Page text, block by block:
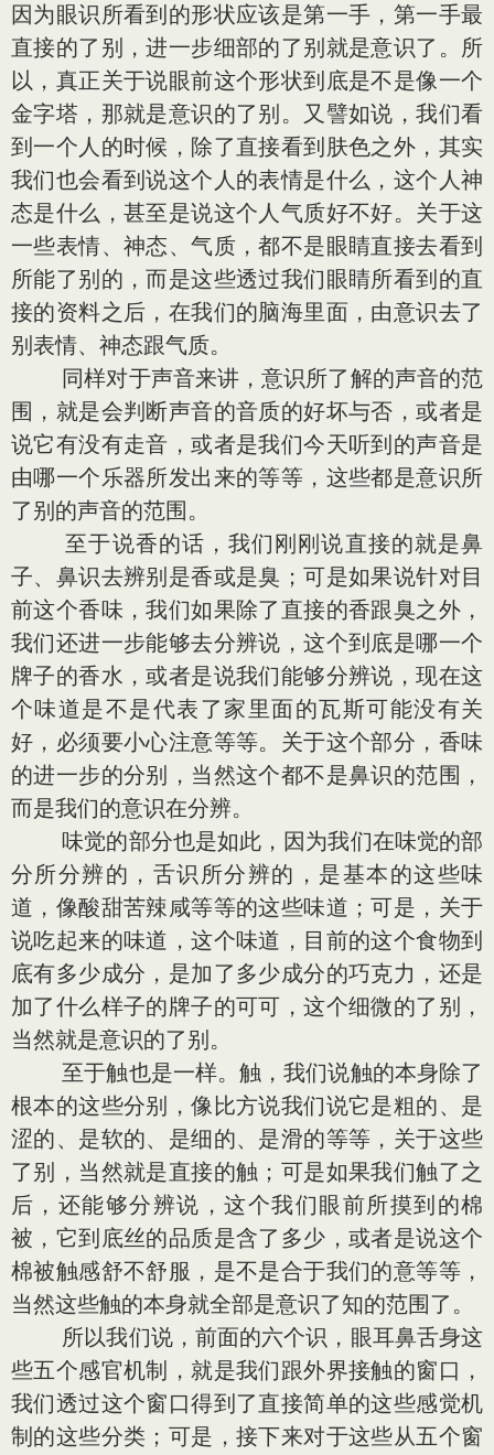
因为眼识所看到的形状应该是第一手，第一手最
直接的了别，进一步细部的了别就是意识了。所
以，真正关于说眼前这个形状到底是不是像一个
金字塔，那就是意识的了别。又譬如说，我们看
到一个人的时候，除了直接看到肤色之外，其实
我们也会看到说这个人的表情是什么，这个人神
态是什么，甚至是说这个人气质好不好。关于这
一些表情、神态、气质，都不是眼睛直接去看到
所能了别的，而是这些透过我们眼睛所看到的直
接的资料之后，在我们的脑海里面，由意识去了
别表情、神态跟气质。
同样对于声音来讲，意识所了解的声音的范
围，就是会判断声音的音质的好坏与否，或者是
说它有没有走音，或者是我们今天听到的声音是
由哪一个乐器所发出来的等等，这些都是意识所
了别的声音的范围。
至于说香的话，我们刚刚说直接的就是鼻
子、鼻识去辨别是香或是臭；可是如果说针对目
前这个香味，我们如果除了直接的香跟臭之外，
我们还进一步能够去分辨说，这个到底是哪一个
牌子的香水，或者是说我们能够分辨说，现在这
个味道是不是代表了家里面的瓦斯可能没有关
好，必须要小心注意等等。关于这个部分，香味
的进一步的分别，当然这个都不是鼻识的范围，
而是我们的意识在分辨。
味觉的部分也是如此，因为我们在味觉的部
分所分辨的，舌识所分辨的，是基本的这些味
道，像酸甜苦辣咸等等的这些味道；可是，关于
说吃起来的味道，这个味道，目前的这个食物到
底有多少成分，是加了多少成分的巧克力，还是
加了什么样子的牌子的可可，这个细微的了别，
当然就是意识的了别。
至于触也是一样。触，我们说触的本身除了
根本的这些分别，像比方说我们说它是粗的、是
涩的、是软的、是细的、是滑的等等，关于这些
了别，当然就是直接的触；可是如果我们触了之
后，还能够分辨说，这个我们眼前所摸到的棉
被，它到底丝的品质是含了多少，或者是说这个
棉被触感舒不舒服，是不是合于我们的意等等，
当然这些触的本身就全部是意识了知的范围了。
所以我们说，前面的六个识，眼耳鼻舌身这
些五个感官机制，就是我们跟外界接触的窗口，
我们透过这个窗口得到了直接简单的这些感觉机
制的这些分类；可是，接下来对于这些从五个窗